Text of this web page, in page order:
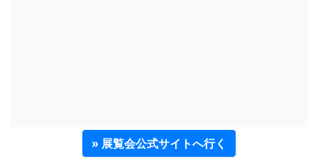
» 展覧会公式サイトへ行く